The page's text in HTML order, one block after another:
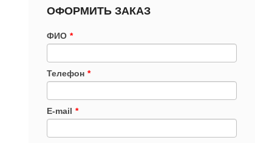
ОФОРМИТЬ ЗАКАЗ
ФИО *
Телефон *
E-mail *